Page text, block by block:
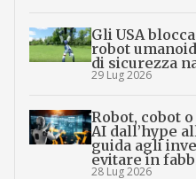
Gli USA
robot
di sicurezza
29 Lug 2026
Robot, cobot
AI dall’hype
guida agli
evitare in
28 Lug 2026